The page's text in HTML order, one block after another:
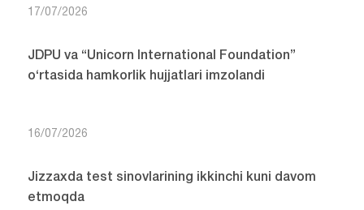
17/07/2026
JDPU va “Unicorn International Foundation”
o‘rtasida hamkorlik hujjatlari imzolandi
16/07/2026
Jizzaxda test sinovlarining ikkinchi kuni davom
etmoqda